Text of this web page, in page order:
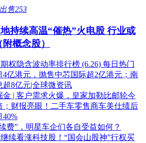
售253
持续高温“催热”火电股 行业或
概念股）
权隐含波动率排行榜 (6.26) 每日热门
4亿港元，抛售中芯国际超2亿港元；南
8亿元|全球微资讯
| 客户需求火爆，皇家加勒比邮轮今
；财报亮眼！二手车零售商车美仕绩后
40%
费”，明星车企们各自受益如何？
续看涨科技股！“国会山股神”行权买